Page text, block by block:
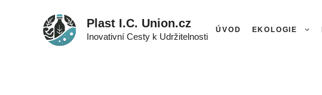
Plast I.C. Union.cz
Inovativní Cesty k Udržitelnosti
ÚVOD EKOLOGIE